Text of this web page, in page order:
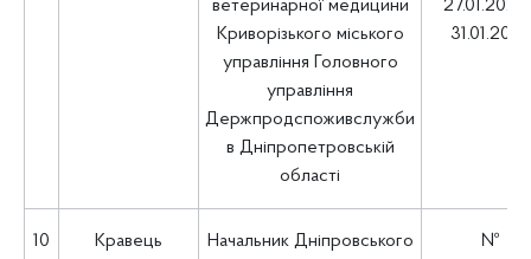
ветеринарної медицини
Криворізького міського
управління Головного
управління
Держпродспоживслужби
в Дніпропетровській
області
27.01.2025
31.01.2025
10
Кравець
Начальник Дніпровського
№